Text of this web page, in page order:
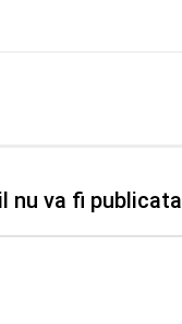
nu va fi publicata